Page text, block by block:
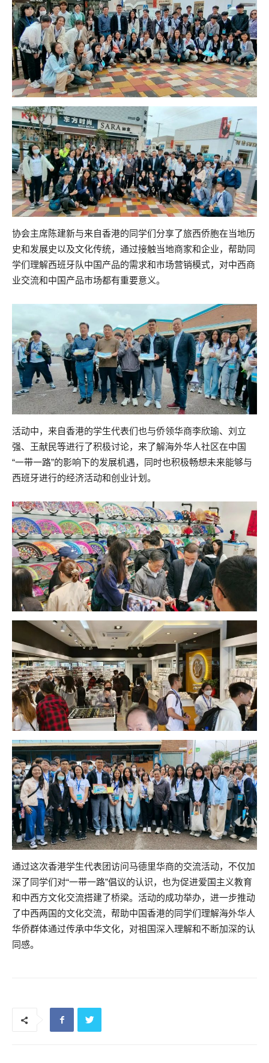
协会主席陈建新与来自香港的同学们分享了旅西侨胞在当地历
史和发展史以及文化传统，通过接触当地商家和企业，帮助同
学们理解西班牙队中国产品的需求和市场营销模式，对中西商
业交流和中国产品市场都有重要意义。
活动中，来自香港的学生代表们也与侨领华商李欣瑜、刘立
强、王献民等进行了积极讨论，来了解海外华人社区在中国
“一带一路”的影响下的发展机遇，同时也积极畅想未来能够与
西班牙进行的经济活动和创业计划。
通过这次香港学生代表团访问马德里华商的交流活动，不仅加
深了同学们对“一带一路”倡议的认识，也为促进爱国主义教育
和中西方文化交流搭建了桥梁。活动的成功举办，进一步推动
了中西两国的文化交流，帮助中国香港的同学们理解海外华人
华侨群体通过传承中华文化，对祖国深入理解和不断加深的认
同感。